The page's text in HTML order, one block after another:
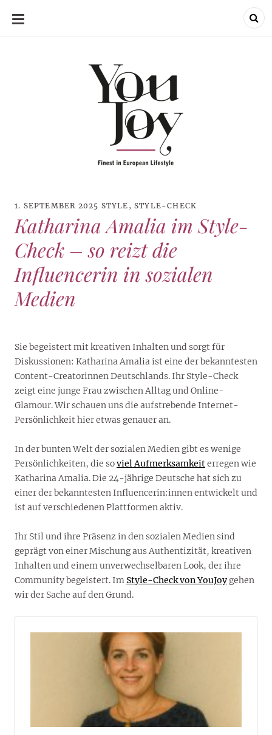
SKIP
1. SEPTEMBER 2025 STYLE ,STYLE-CHECK
Katharina Amalia im Style-
Check – so reizt die
Influencerin in sozialen
Medien
Sie begeistert mit kreativen Inhalten und sorgt für
Diskussionen: Katharina Amalia ist eine der bekanntesten
Content-Creatorinnen Deutschlands. Ihr Style-Check
zeigt eine junge Frau zwischen Alltag und Online-
Glamour. Wir schauen uns die aufstrebende Internet-
Persönlichkeit hier etwas genauer an.
In der bunten Welt der sozialen Medien gibt es wenige
Persönlichkeiten, die soviel Aufmerksamkeiterregen wie
Katharina Amalia. Die 24-jährige Deutsche hat sich zu
einer der bekanntesten Influencerin:innen entwickelt und
ist auf verschiedenen Plattformen aktiv.
Ihr Stil und ihre Präsenz in den sozialen Medien sind
geprägt von einer Mischung aus Authentizität, kreativen
Inhalten und einem unverwechselbaren Look, der ihre
Community begeistert. Im Style-Check von YouJoy gehen
wir der Sache auf den Grund.